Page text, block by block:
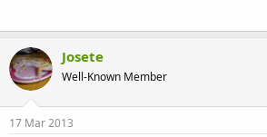
Josete
Well-Known Member
17 Mar 2013